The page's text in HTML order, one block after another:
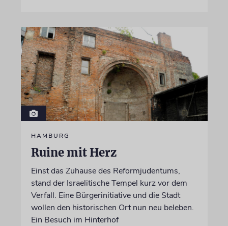
HAMBURG
Ruine mit Herz
Einst das Zuhause des Reformjudentums,
stand der Israelitische Tempel kurz vor dem
Verfall. Eine Bürgerinitiative und die Stadt
wollen den historischen Ort nun neu beleben.
Ein Besuch im Hinterhof